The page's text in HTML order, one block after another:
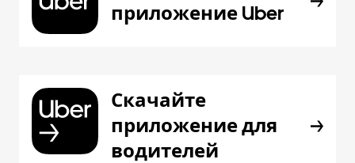
приложение Uber
Скачайте
приложение для
водителей